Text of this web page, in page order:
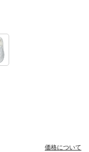
価格について